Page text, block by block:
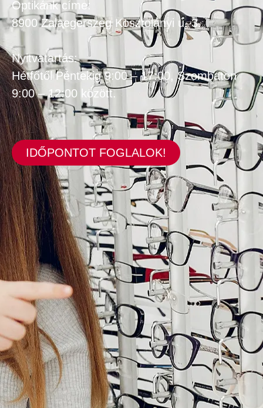
Optikánk címe:
8900 Zalaegerszeg Kosztolányi u. 3.
Nyitvatartás:
Hétfőtől Péntekig 9:00 – 17:00, Szombaton
9:00 – 12:00 között.
IDŐPONTOT FOGLALOK!